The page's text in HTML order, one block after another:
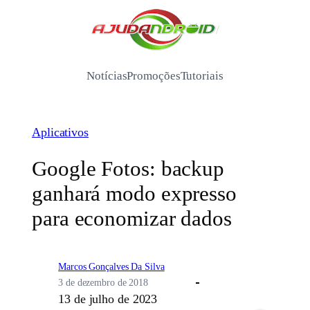
/
NotíciasPromoçõesTutoriais
Aplicativos
Google Fotos: backup
ganhará modo expresso
para economizar dados
Marcos Gonçalves Da Silva
3 de dezembro de 2018
13 de julho de 2023